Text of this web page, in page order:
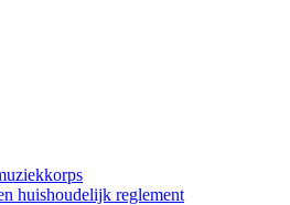
huishoudelijk reglement